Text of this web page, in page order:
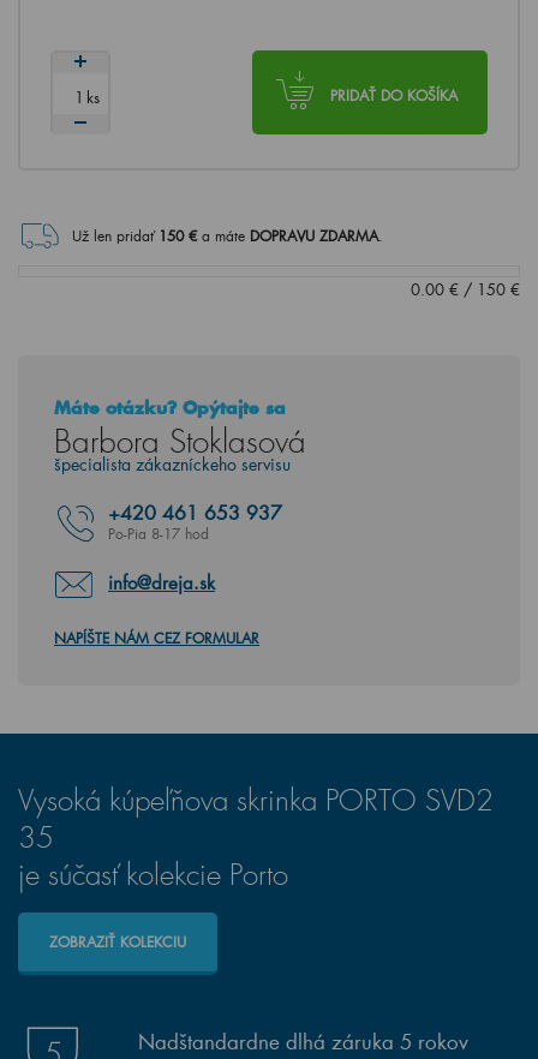
PRIDAŤ DO KOŠÍKA
ks
Už len pridať 150€ a máte DOPRAVU ZDARMA.
0.00 € / 150 €
Máte otázku? Opýtajte sa
Barbora Stoklasová
špecialista zákazníckeho servisu
+420 461 653 937
Po-Pia 8-17 hod
info@dreja.sk
NAPÍŠTE NÁM CEZ FORMULAR
Vysoká kúpeľňova skrinka PORTO SVD2
35
je súčasť kolekcie Porto
ZOBRAZIŤ KOLEKCIU
Nadštandardne dlhá záruka 5 rokov